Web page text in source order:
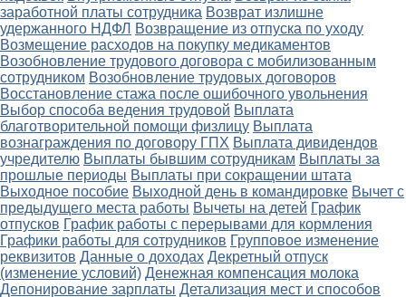
заработной платы сотрудника Возврат излишне
удержанного НДФЛ Возвращение из отпуска по уходу
Возмещение расходов на покупку медикаментов
Возобновление трудового договора с мобилизованным
сотрудником Возобновление трудовых договоров
Восстановление стажа после ошибочного увольнения
Выбор способа ведения трудовой Выплата
благотворительной помощи физлицу Выплата
вознаграждения по договору ГПХ Выплата дивидендов
учредителю Выплаты бывшим сотрудникам Выплаты за
прошлые периоды Выплаты при сокращении штата
Выходное пособие Выходной день в командировке Вычет с
предыдущего места работы Вычеты на детей График
отпусков График работы с перерывами для кормления
Графики работы для сотрудников Групповое изменение
реквизитов Данные о доходах Декретный отпуск
(изменение условий) Денежная компенсация молока
Депонирование зарплаты Детализация мест и способов